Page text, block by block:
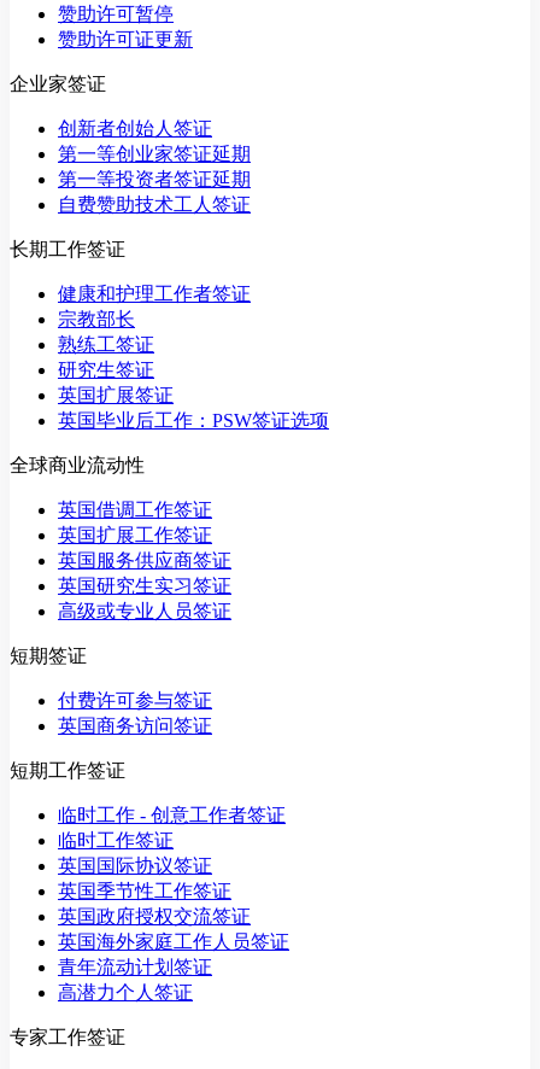
赞助许可暂停
赞助许可证更新
企业家签证
创新者创始人签证
第一等创业家签证延期
第一等投资者签证延期
自费赞助技术工人签证
长期工作签证
健康和护理工作者签证
宗教部长
熟练工签证
研究生签证
英国扩展签证
英国毕业后工作：PSW签证选项
全球商业流动性
英国借调工作签证
英国扩展工作签证
英国服务供应商签证
英国研究生实习签证
高级或专业人员签证
短期签证
付费许可参与签证
英国商务访问签证
短期工作签证
临时工作 - 创意工作者签证
临时工作签证
英国国际协议签证
英国季节性工作签证
英国政府授权交流签证
英国海外家庭工作人员签证
青年流动计划签证
高潜力个人签证
专家工作签证